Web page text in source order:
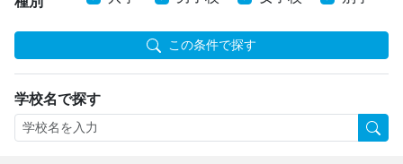
この条件で探す
学校名で探す